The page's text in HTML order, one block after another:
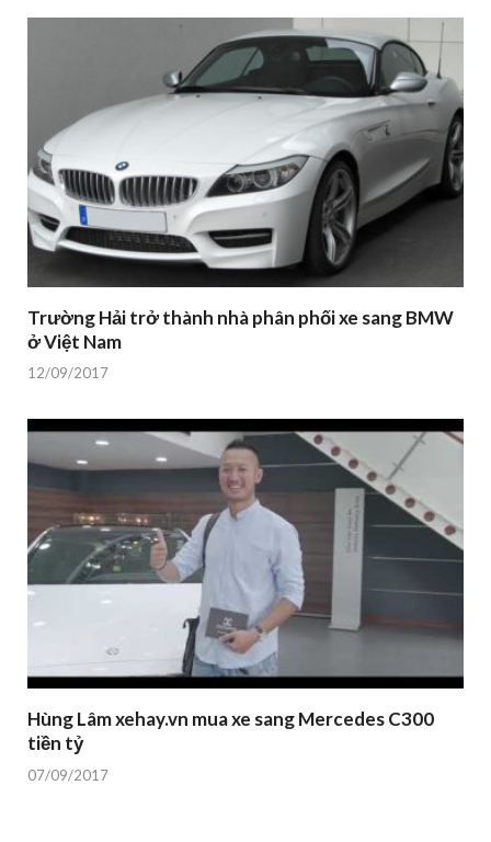
Trường Hải trở thành nhà phân phối xe sang BMW
ở Việt Nam
12/09/2017
Hùng Lâm xehay.vn mua xe sang Mercedes C300
tiền tỷ
07/09/2017